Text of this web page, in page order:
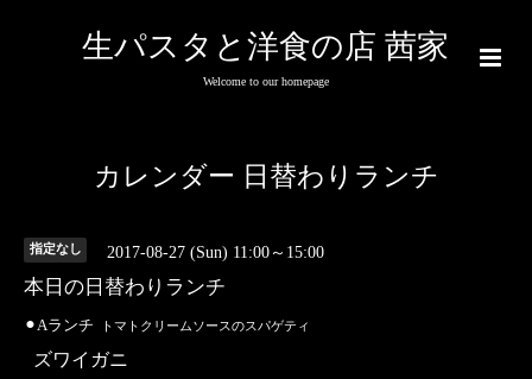
生パスタと洋食の店 茜家
Welcome to our homepage
カレンダー 日替わりランチ
指定なし 2017-08-27 (Sun) 11:00～15:00
本日の日替わりランチ
⚫︎Aランチ トマトクリームソースのスパゲティ
ズワイガニ